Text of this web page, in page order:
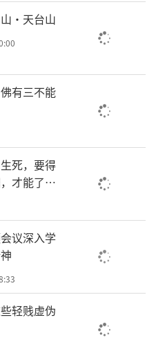
山·天台山
有三不能
死，要得
才能了生
议深入学
轻贱虚伪